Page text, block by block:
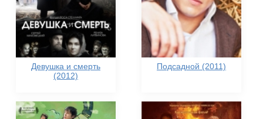
Девушка и смерть
(2012)
Подсадной (2011)